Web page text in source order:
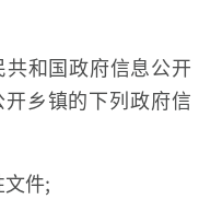
和国政府信息公开
乡镇的下列政府信
件;